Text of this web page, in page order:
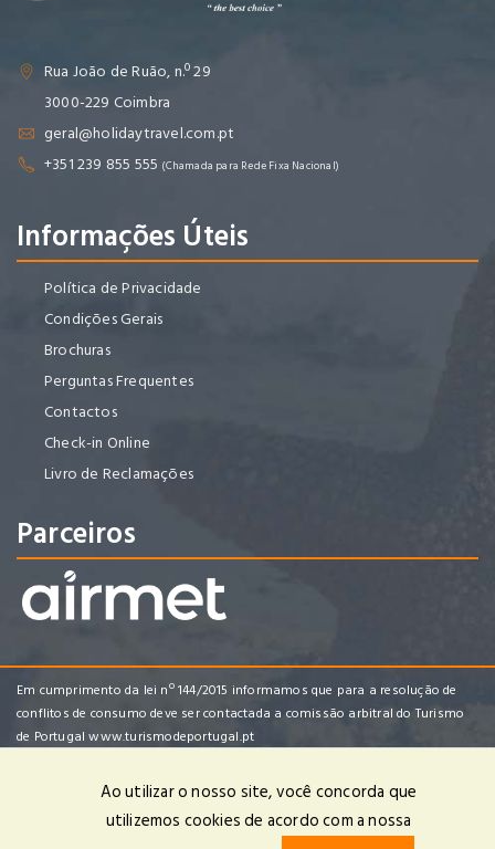
Rua João de Ruão, n.º 29
3000-229 Coimbra
geral@holidaytravel.com.pt
+351 239 855 555 (Chamada para Rede Fixa Nacional)
Informações Úteis
Política de Privacidade
Condições Gerais
Brochuras
Perguntas Frequentes
Contactos
Check-in Online
Livro de Reclamações
Parceiros
Em cumprimento da lei nº 144/2015 informamos que para a resolução de
conflitos de consumo deve ser contactada a comissão arbitral do Turismo
de Portugalwww.turismodeportugal.pt
Ao utilizar o nosso site, você concorda que
utilizemos cookies de acordo com a nossa